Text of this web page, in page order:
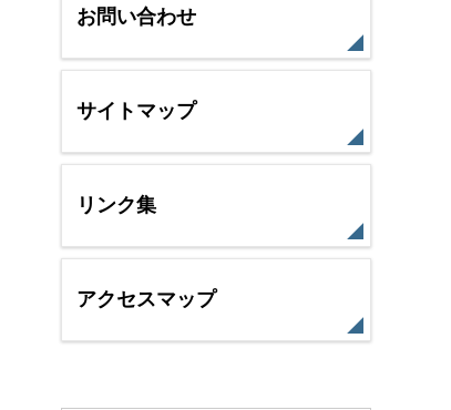
お問い合わせ
サイトマップ
リンク集
アクセスマップ